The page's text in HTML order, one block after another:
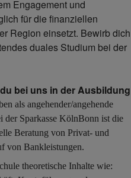
Engagement und
für die finanziellen
Region einsetzt. Bewirb dich
duales Studium bei der
bei uns in der Ausbildung
als angehender/angehende
Sparkasse KölnBonn ist die
Beratung von Privat- und
von Bankleistungen.
theoretische Inhalte wie: